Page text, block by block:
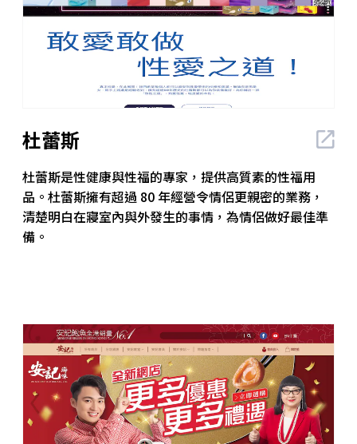
杜蕾斯
杜蕾斯是性健康與性福的專家，提供高質素的性福用
品。杜蕾斯擁有超過 80 年經營令情侶更親密的業務，
清楚明白在寢室內與外發生的事情，為情侶做好最佳準
備。